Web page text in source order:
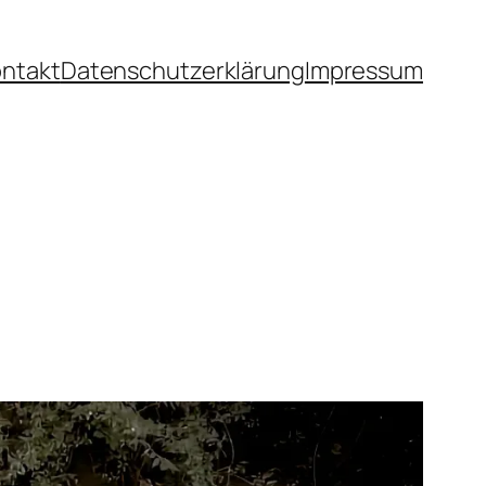
DatenschutzerklärungImpressum